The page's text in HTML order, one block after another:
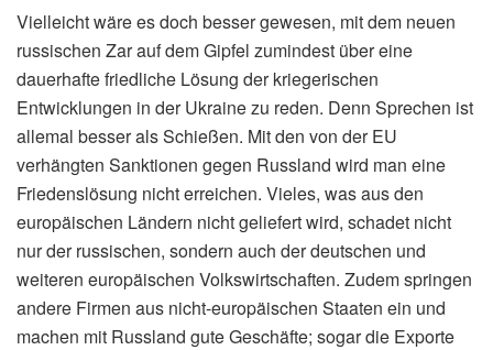
Vielleicht wäre es doch besser gewesen, mit dem neuen
russischen Zar auf dem Gipfel zumindest über eine
dauerhafte friedliche Lösung der kriegerischen
Entwicklungen in der Ukraine zu reden. Denn Sprechen ist
allemal besser als Schießen. Mit den von der EU
verhängten Sanktionen gegen Russland wird man eine
Friedenslösung nicht erreichen. Vieles, was aus den
europäischen Ländern nicht geliefert wird, schadet nicht
nur der russischen, sondern auch der deutschen und
weiteren europäischen Volkswirtschaften. Zudem springen
andere Firmen aus nicht-europäischen Staaten ein und
machen mit Russland gute Geschäfte; sogar die Exporte